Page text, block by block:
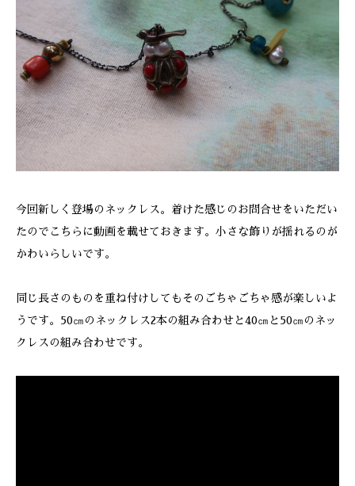
ONLINE SHOP
今回新しく登場のネックレス。着けた感じのお問合せをいただい
たのでこちらに動画を載せておきます。小さな飾りが揺れるのが
かわいらしいです。
同じ長さのものを重ね付けしてもそのごちゃごちゃ感が楽しいよ
うです。50㎝のネックレス2本の組み合わせと40㎝と50㎝のネッ
クレスの組み合わせです。